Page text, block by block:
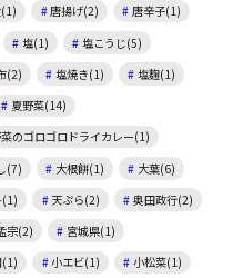
唐揚げ(2)
唐辛子(1)
塩(1)
塩こうじ(5)
(2) 塩焼き(1)
塩麴(1)
夏野菜(14)
のゴロゴロドライカレー(1)
(7) 大根餅(1)
大葉(6)
(1) 天ぷら(2)
奥田政行(2)
宗(2)
宮城県(1)
(1) 小エビ(1)
小松菜(1)